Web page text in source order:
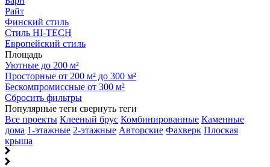
Райт
Финский стиль
Стиль HI-TECH
Европейский стиль
Площадь
Уютные до 200 м²
Просторные от 200 м² до 300 м²
Бескомпромиссные от 300 м²
Сбросить фильтры
Популярные теги свернуть теги
Все проекты Клееный брус Комбинированные Каменные
дома 1-этажные 2-этажные Авторские Фахверк Плоская
крыша